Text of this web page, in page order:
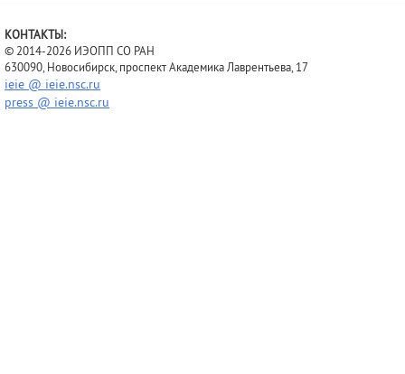
КОНТАКТЫ:
© 2014-2026 ИЭОПП СО РАН
630090, Новосибирск, проспект Академика Лаврентьева, 17
ieie @ ieie.nsc.ru
press @ ieie.nsc.ru